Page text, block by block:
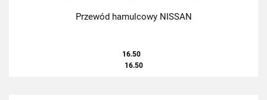
Przewód hamulcowy NISSAN
16.50
16.50